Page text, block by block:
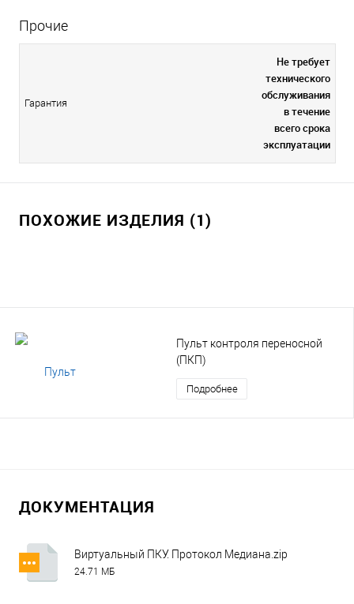
Прочие
Гарантия
Не требует
технического
обслуживания
в течение
всего срока
эксплуатации
ПОХОЖИЕ ИЗДЕЛИЯ (1)
Пульт контроля переносной
(ПКП)
Подробнее
ДОКУМЕНТАЦИЯ
Виртуальный ПКУ. Протокол Медиана.zip
24.71 МБ